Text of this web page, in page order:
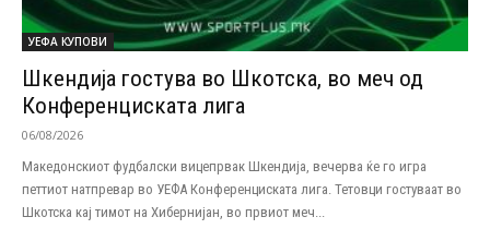
УЕФА КУПОВИ
Шкендија гостува во Шкотска, во меч од
Конференциската лига
06/08/2026
Македонскиот фудбалски вицепрвак Шкендија, вечерва ќе го игра
петтиот натпревар во УЕФА Конференциската лига. Тетовци гостуваат во
Шкотска кај тимот на Хибернијан, во првиот меч...